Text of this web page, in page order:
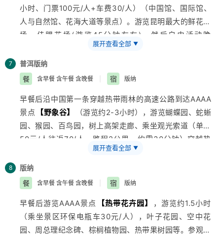
小时、门票100元/人+车费30/人）（中国馆、国际馆、
人与自然馆、花海大道等景点）。游览昆明最大的鲜花市
场--佳盟花场(游览45分钟左右)，然后自由活动晚
19:00-19:30分 乘车赴普洱，行车时间大约6小时，到达
普洱后入住酒店休息
展开查看全部 ▼
7 普洱版纳
餐
含早餐 含午餐 含晚餐 宿 版纳
早餐后沿中国第一条穿越热带雨林的高速公路到达AAAA
景点
【野象谷】
（游览约2-3小时），游览蝴蝶园、蛇蜥
园、猴园、百鸟园，树上高架走廊、乘坐观光索道（单程
50元/人往返70/人，路程2公里、约需30分钟）穿越热
带雨林、参观树上旅馆、观赏独具特色的大象表演。午餐
后可选择游览西双版纳独有的少数民族聚居地-基诺山寨
或《湄公河印象》---由港口乘座观光游船畅游澜沧江，
欣赏沿途美景，远眺”黎明之城”景洪全景，观沿岸热带植
物风光（游览约1.5小时）。参观宝玉石协会下属单位-—
宝象堂（参观约30-40分钟）；品尝热带咖啡（参观约
30-40分钟）。晚餐后可参加大型民族歌舞表演-勐巴拉
展开查看全部 ▼
8
版纳
餐
含早餐 含午餐 含晚餐 宿 版纳
早餐后游览AAAA景点 【热带花卉园】
，游览约1.5小时
（乘坐景区环保电瓶车30元/人），叶子花园、空中花
园、周总理纪念碑、棕榈植物园、热带果树园等。参观傣